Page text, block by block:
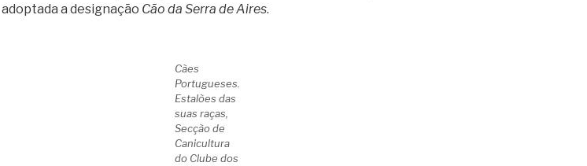
adoptada a designação Cão da Serra de Aires.
Cães
Portugueses.
Estalões das
suas raças,
Secção de
Canicultura
do Clube dos